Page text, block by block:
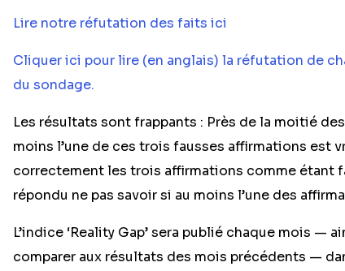
Lire notre réfutation des faits ici
Cliquer ici pour lire (en anglais) la réfutation de
du sondage.
Les résultats sont frappants : Près de la moitié
moins l’une de ces trois fausses affirmations est
correctement les trois affirmations comme étant
répondu ne pas savoir si au moins l’une des
L’indice ‘Reality Gap’ sera publié chaque mois —
comparer aux résultats des mois précédents —